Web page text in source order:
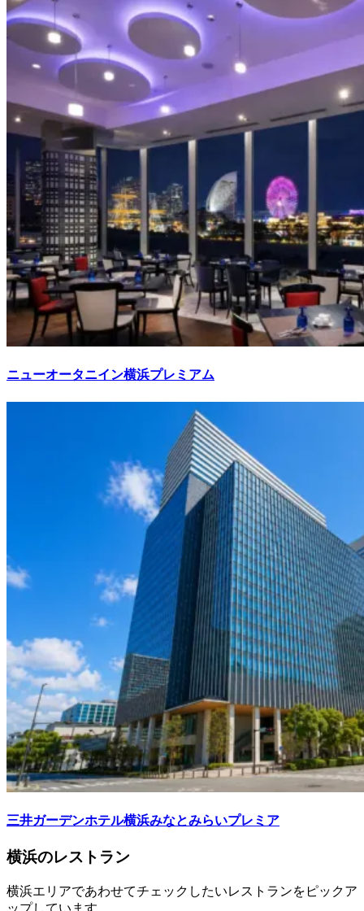
ニューオータニイン横浜プレミアム
三井ガーデンホテル横浜みなとみらいプレミア
横浜のレストラン
横浜エリアであわせてチェックしたいレストランをピックア
ップしています。